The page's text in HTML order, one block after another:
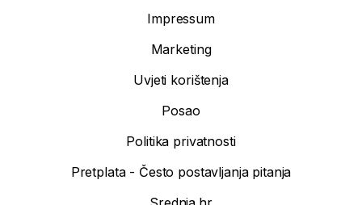
Impressum
Marketing
Uvjeti korištenja
Posao
Politika privatnosti
Pretplata - Često postavljanja pitanja